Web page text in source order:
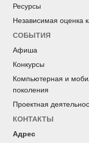
Ресурсы
Независимая оценка
СОБЫТИЯ
Афиша
Конкурсы
Компьютерная и
поколения
Проектная
КОНТАКТЫ
Адрес